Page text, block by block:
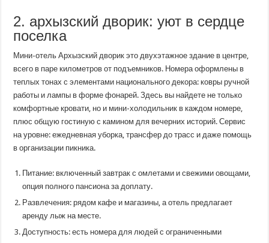
2. архызский дворик: уют в сердце
поселка
Мини-отель Архызский дворик это двухэтажное здание в центре,
всего в паре километров от подъемников. Номера оформлены в
теплых тонах с элементами национального декора: ковры ручной
работы и лампы в форме фонарей. Здесь вы найдете не только
комфортные кровати, но и мини-холодильник в каждом номере,
плюс общую гостиную с камином для вечерних историй. Сервис
на уровне: ежедневная уборка, трансфер до трасс и даже помощь
в организации пикника.
Питание: включенный завтрак с омлетами и свежими овощами,
опция полного пансиона за доплату.
Развлечения: рядом кафе и магазины, а отель предлагает
аренду лыж на месте.
Доступность: есть номера для людей с ограниченными